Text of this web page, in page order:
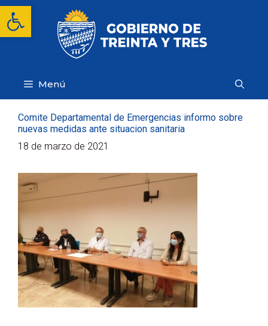
Abrir barra de herramientas
Saltar
contenido
Menú
Comite Departamental de Emergencias informo sobre
nuevas medidas ante situacion sanitaria
18 de marzo de 2021